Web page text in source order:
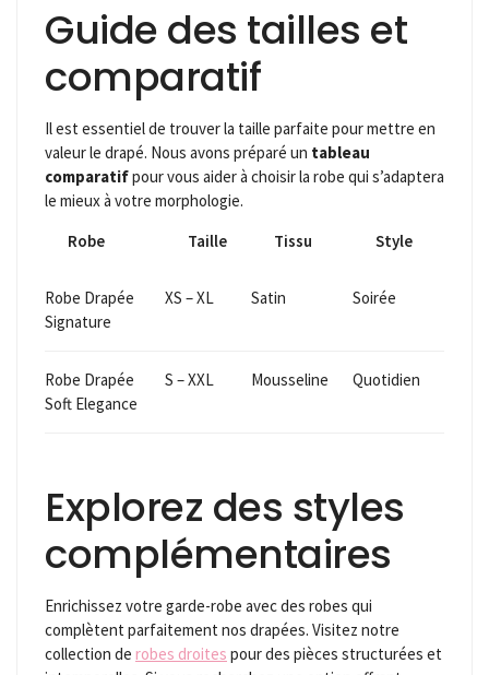
Guide des tailles et
comparatif
Il est essentiel de trouver la taille parfaite pour mettre en
valeur le drapé. Nous avons préparé un tableau
comparatifpour vous aider à choisir la robe qui s’adaptera
le mieux à votre morphologie.
Robe
Taille Tissu Style
Robe Drapée
Signature
XS – XL Satin Soirée
Robe Drapée
Soft Elegance
S – XXL Mousseline Quotidien
Explorez des styles
complémentaires
Enrichissez votre garde-robe avec des robes qui
complètent parfaitement nos drapées. Visitez notre
collection de robes droites pour des pièces structurées et